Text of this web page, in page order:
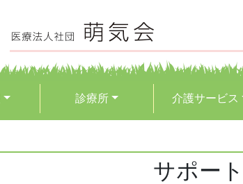
診療所 介護サービス
サポー